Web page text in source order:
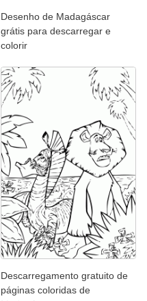
Desenho de Madagáscar
grátis para descarregar e
colorir
Descarregamento gratuito de
páginas coloridas de